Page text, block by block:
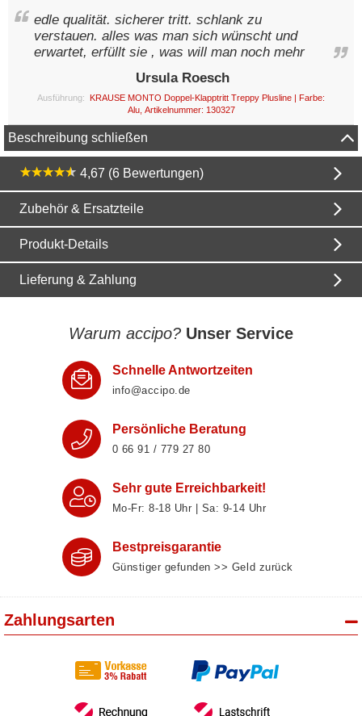
edle qualität. sicherer tritt. schlank zu
verstauen. alles was man sich wünscht und
erwartet, erfüllt sie , was will man noch mehr
Ursula Roesch
Ausführung:
KRAUSE MONTO Doppel-Klapptritt Treppy Plusline | Farbe:
Alu, Artikelnummer: 130327
Beschreibung schließen
4,67 (6 Bewertungen)
Zubehör & Ersatzteile
Produkt-Details
Lieferung & Zahlung
Warum accipo? Unser Service
Schnelle Antwortzeiten
info@accipo.de
Persönliche Beratung
0 66 91 / 779 27 80
Sehr gute Erreichbarkeit!
Mo-Fr: 8‑18 Uhr | Sa: 9‑14 Uhr
Bestpreisgarantie
Günstiger gefunden >> Geld zurück
Zahlungsarten